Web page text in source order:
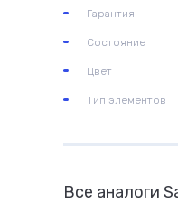
Гарантия
Состояние
Цвет
Тип элементов
Все аналоги